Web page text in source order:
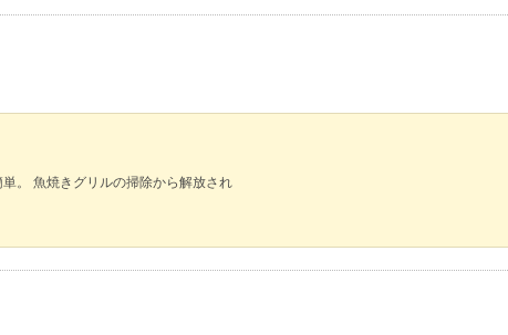
。 魚焼きグリルの掃除から解放され